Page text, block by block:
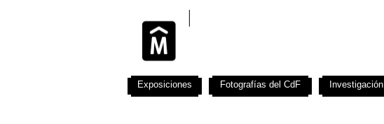
Exposiciones Fotografías del CdF Investigación